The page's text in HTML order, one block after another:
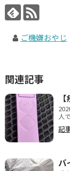
ご機嫌おやじ
関連記事
人
記
バ